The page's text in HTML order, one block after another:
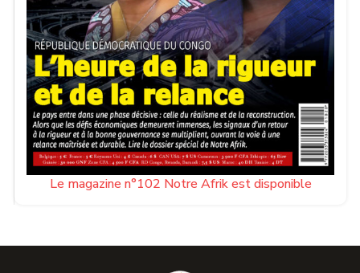
Le magazine n°102 Notre Afrik est disponible